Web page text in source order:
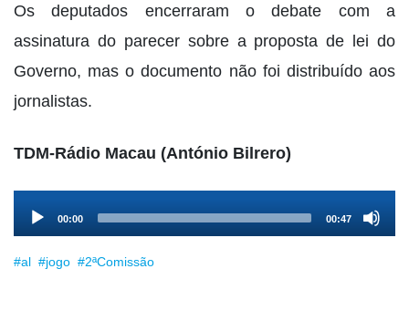
Os deputados encerraram o debate com a
assinatura do parecer sobre a proposta de lei do
Governo, mas o documento não foi distribuído aos
jornalistas.
TDM-Rádio Macau (António Bilrero)
Player
00:00 00:47
#al #jogo #2ªComissão